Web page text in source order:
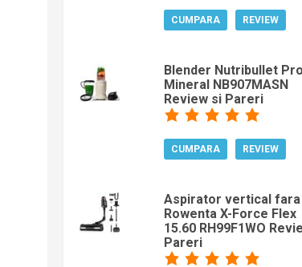
CUMPARA REVIEW
Blender Nutribullet Pro
Mineral NB907MASN
Review si Pareri
CUMPARA REVIEW
Aspirator vertical
Rowenta X-Force Flex
15.60 RH99F1WO
Pareri